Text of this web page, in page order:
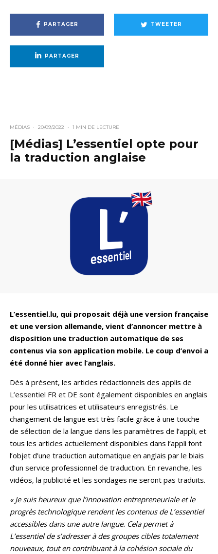
PARTAGER TWEETER
PARTAGER
MÉDIAS · 20/09/2022 · 1 MIN DE LECTURE
[Médias] L’essentiel opte pour
la traduction anglaise
L’essentiel.lu, qui proposait déjà une version française
et une version allemande, vient d’annoncer mettre à
disposition une traduction automatique de ses
contenus via son application mobile. Le coup d’envoi a
été donné hier avec l’anglais.
Dès à présent, les articles rédactionnels des applis de
L’essentiel FR et DE sont également disponibles en anglais
pour les utilisatrices et utilisateurs enregistrés. Le
changement de langue est très facile grâce à une touche
de sélection de la langue dans les paramètres de l’appli, et
tous les articles actuellement disponibles dans l’appli font
l’objet d’une traduction automatique en anglais par le biais
d’un service professionnel de traduction. En revanche, les
vidéos, la publicité et les sondages ne seront pas traduits.
« Je suis heureux que l’innovation entrepreneuriale et le
progrès technologique rendent les contenus de L’essentiel
accessibles dans une autre langue. Cela permet à
L’essentiel de s’adresser à des groupes cibles totalement
nouveaux, tout en contribuant à la cohésion sociale du